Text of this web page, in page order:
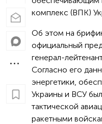
комплекс (ВПК)
Об этом на
официальный
генерал-
Согласно его
энергетики,
Украины и ВСУ
тактической
ракетными